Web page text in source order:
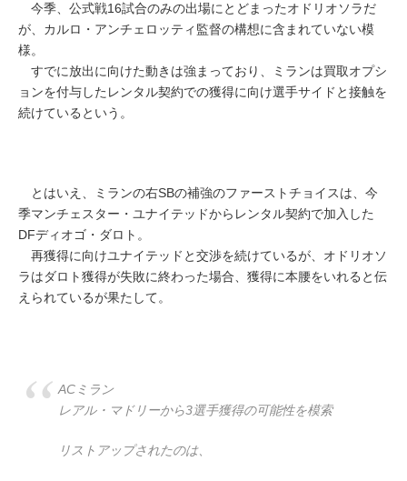
今季、公式戦16試合のみの出場にとどまったオドリオソラだ
が、カルロ・アンチェロッティ監督の構想に含まれていない模
様。
すでに放出に向けた動きは強まっており、ミランは買取オプシ
ョンを付与したレンタル契約での獲得に向け選手サイドと接触を
続けているという。
とはいえ、ミランの右SBの補強のファーストチョイスは、今
季マンチェスター・ユナイテッドからレンタル契約で加入した
DFディオゴ・ダロト。
再獲得に向けユナイテッドと交渉を続けているが、オドリオソ
ラはダロト獲得が失敗に終わった場合、獲得に本腰をいれると伝
えられているが果たして。
ACミラン
レアル・マドリーから3選手獲得の可能性を模索
リストアップされたのは、